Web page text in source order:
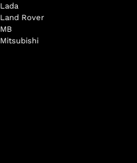
Lada
Land Rover
MB
Mitsubishi